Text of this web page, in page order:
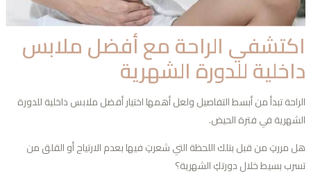
الراحة مع أفضل ملابس
للدورة الشهرية
تبدأ من أبسط التفاصيل ولعل أهمها اختيار أفضل ملابس داخلية للدورة
في فترة الحيض.
مررتِ من قبل بتلك اللحظة التي شعرتِ فيها بعدم الارتياح أو القلق من
بسيط خلال دورتكِ الشهرية؟